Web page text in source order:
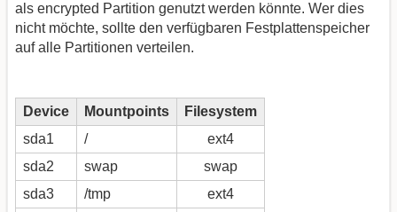
als encrypted Partition genutzt werden könnte. Wer dies
nicht möchte, sollte den verfügbaren Festplattenspeicher
auf alle Partitionen verteilen.
Device Mountpoints
Filesystem
sda1
/
ext4
sda2
swap
swap
sda3
/tmp
ext4